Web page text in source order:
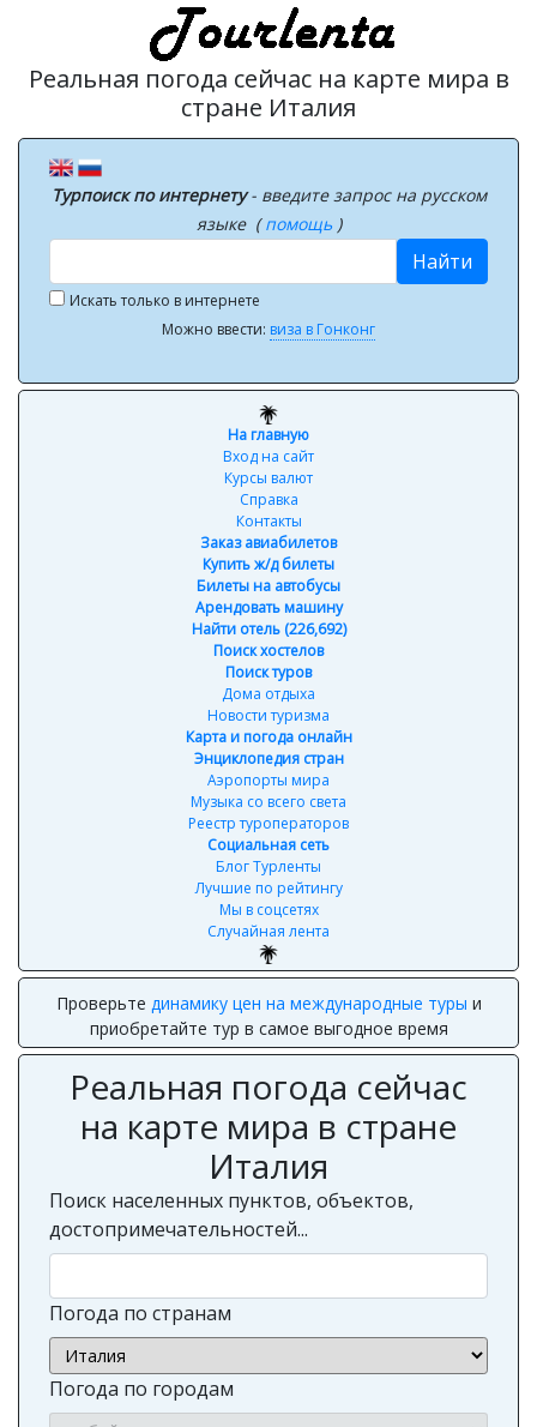
Реальная погода сейчас на карте мира в
стране Италия
Турпоиск по интернету- введите запрос на русском
языке (помощь )
Найти
Искать только в интернете
Можно ввести: виза в Гонконг
На главную
Вход на сайт
Курсы валют
Справка
Контакты
Заказ авиабилетов
Купить ж/д билеты
Билеты на автобусы
Арендовать машину
Найти отель (226,692)
Поиск хостелов
Поиск туров
Дома отдыха
Новости туризма
Карта и погода онлайн
Энциклопедия стран
Аэропорты мира
Музыка со всего света
Реестр туроператоров
Социальная сеть
Блог Турленты
Лучшие по рейтингу
Мы в соцсетях
Случайная лента
Проверьте динамику цен на международные туры и
приобретайте тур в самое выгодное время
Реальная погода сейчас
на карте мира в стране
Италия
Поиск населенных пунктов, объектов,
достопримечательностей...
Погода по странам
Погода по городам